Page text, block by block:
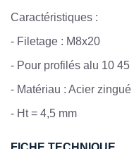
Caractéristiques :
- Filetage : M8x20
- Pour profilés alu 10 45
- Matériau : Acier zingué
- Ht = 4,5 mm